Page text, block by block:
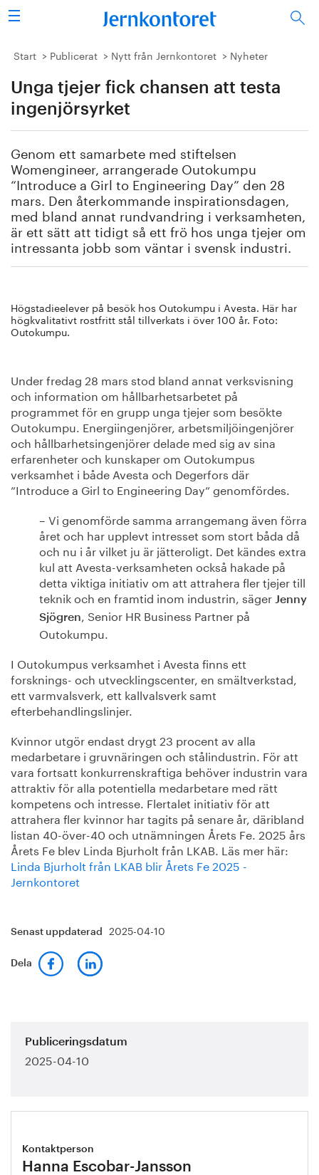
Sök
Stålindustrin
Vision 2050
Energi/miljö
Vi tycker
Publicerat
Bildbank
Om oss
Start Publicerat Nytt från Jernkontoret Nyheter
Unga tjejer fick chansen att testa
ingenjörsyrket
Genom ett samarbete med stiftelsen
Womengineer, arrangerade Outokumpu
“Introduce a Girl to Engineering Day” den 28
mars. Den återkommande inspirationsdagen,
med bland annat rundvandring i verksamheten,
är ett sätt att tidigt så ett frö hos unga tjejer om
intressanta jobb som väntar i svensk industri.
Högstadieelever på besök hos Outokumpu i Avesta. Här har
högkvalitativt rostfritt stål tillverkats i över 100 år. Foto:
Outokumpu.
Under fredag 28 mars stod bland annat verksvisning
och information om hållbarhetsarbetet på
programmet för en grupp unga tjejer som besökte
Outokumpu. Energiingenjörer, arbetsmiljöingenjörer
och hållbarhetsingenjörer delade med sig av sina
erfarenheter och kunskaper om Outokumpus
verksamhet i både Avesta och Degerfors där
”Introduce a Girl to Engineering Day” genomfördes.
– Vi genomförde samma arrangemang även förra
året och har upplevt intresset som stort båda då
och nu i år vilket ju är jätteroligt. Det kändes extra
kul att Avesta-verksamheten också hakade på
detta viktiga initiativ om att attrahera fler tjejer till
teknik och en framtid inom industrin, säger Jenny
Sjögren, Senior HR Business Partner på
Outokumpu.
I Outokumpus verksamhet i Avesta finns ett
forsknings- och utvecklingscenter, en smältverkstad,
ett varmvalsverk, ett kallvalsverk samt
efterbehandlingslinjer.
Kvinnor utgör endast drygt 23 procent av alla
medarbetare i gruvnäringen och stålindustrin. För att
vara fortsatt konkurrenskraftiga behöver industrin vara
attraktiv för alla potentiella medarbetare med rätt
kompetens och intresse. Flertalet initiativ för att
attrahera fler kvinnor har tagits på senare år, däribland
listan 40-över-40 och utnämningen Årets Fe. 2025 års
Årets Fe blev Linda Bjurholt från LKAB. Läs mer här:
Linda Bjurholt från LKAB blir Årets Fe 2025 -
Jernkontoret
Senast uppdaterad 2025-04-10
Dela
Publiceringsdatum
2025-04-10
Kontaktperson
Hanna Escobar-Jansson